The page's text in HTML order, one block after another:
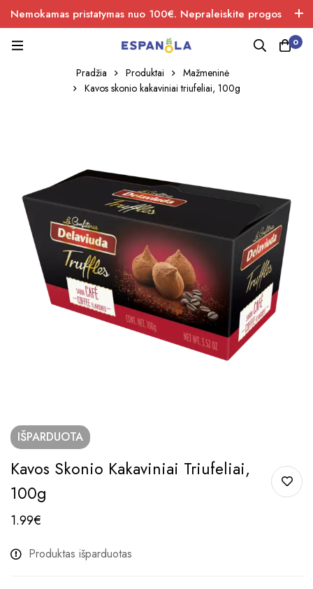
Nemokamas pristatymas nuo 100€. Nepraleiskite progos
įsigiti naujos produkcijos.
0
Pradžia Produktai
Mažmeninė
Kavos skonio kakaviniai triufeliai, 100g
IŠPARDUOTA
Kavos Skonio Kakaviniai Triufeliai,
100g
1.99€
Produktas išparduotas